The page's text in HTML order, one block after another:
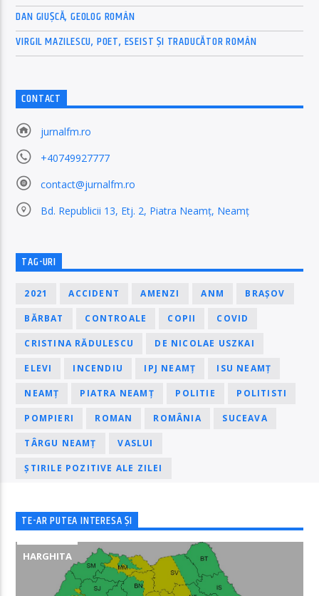
DAN GIUȘCĂ, GEOLOG ROMÂN
VIRGIL MAZILESCU, POET, ESEIST ȘI TRADUCĂTOR ROMÂN
CONTACT
jurnalfm.ro
+40749927777
contact@jurnalfm.ro
Bd. Republicii 13, Etj. 2, Piatra Neamț, Neamț
TAG-URI
2021 ACCIDENT AMENZI ANM BRAȘOV
BĂRBAT CONTROALE COPII COVID
CRISTINA RĂDULESCU DE NICOLAE USZKAI
ELEVI INCENDIU IPJ NEAMȚ ISU NEAMȚ
NEAMȚ PIATRA NEAMȚ POLITIE POLITISTI
POMPIERI ROMAN ROMÂNIA SUCEAVA
TÂRGU NEAMȚ VASLUI
ȘTIRILE POZITIVE ALE ZILEI
TE-AR PUTEA INTERESA ȘI
HARGHITA